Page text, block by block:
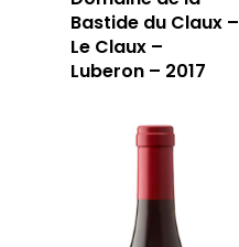
Bastide du Claux –
Le Claux –
Luberon – 2017